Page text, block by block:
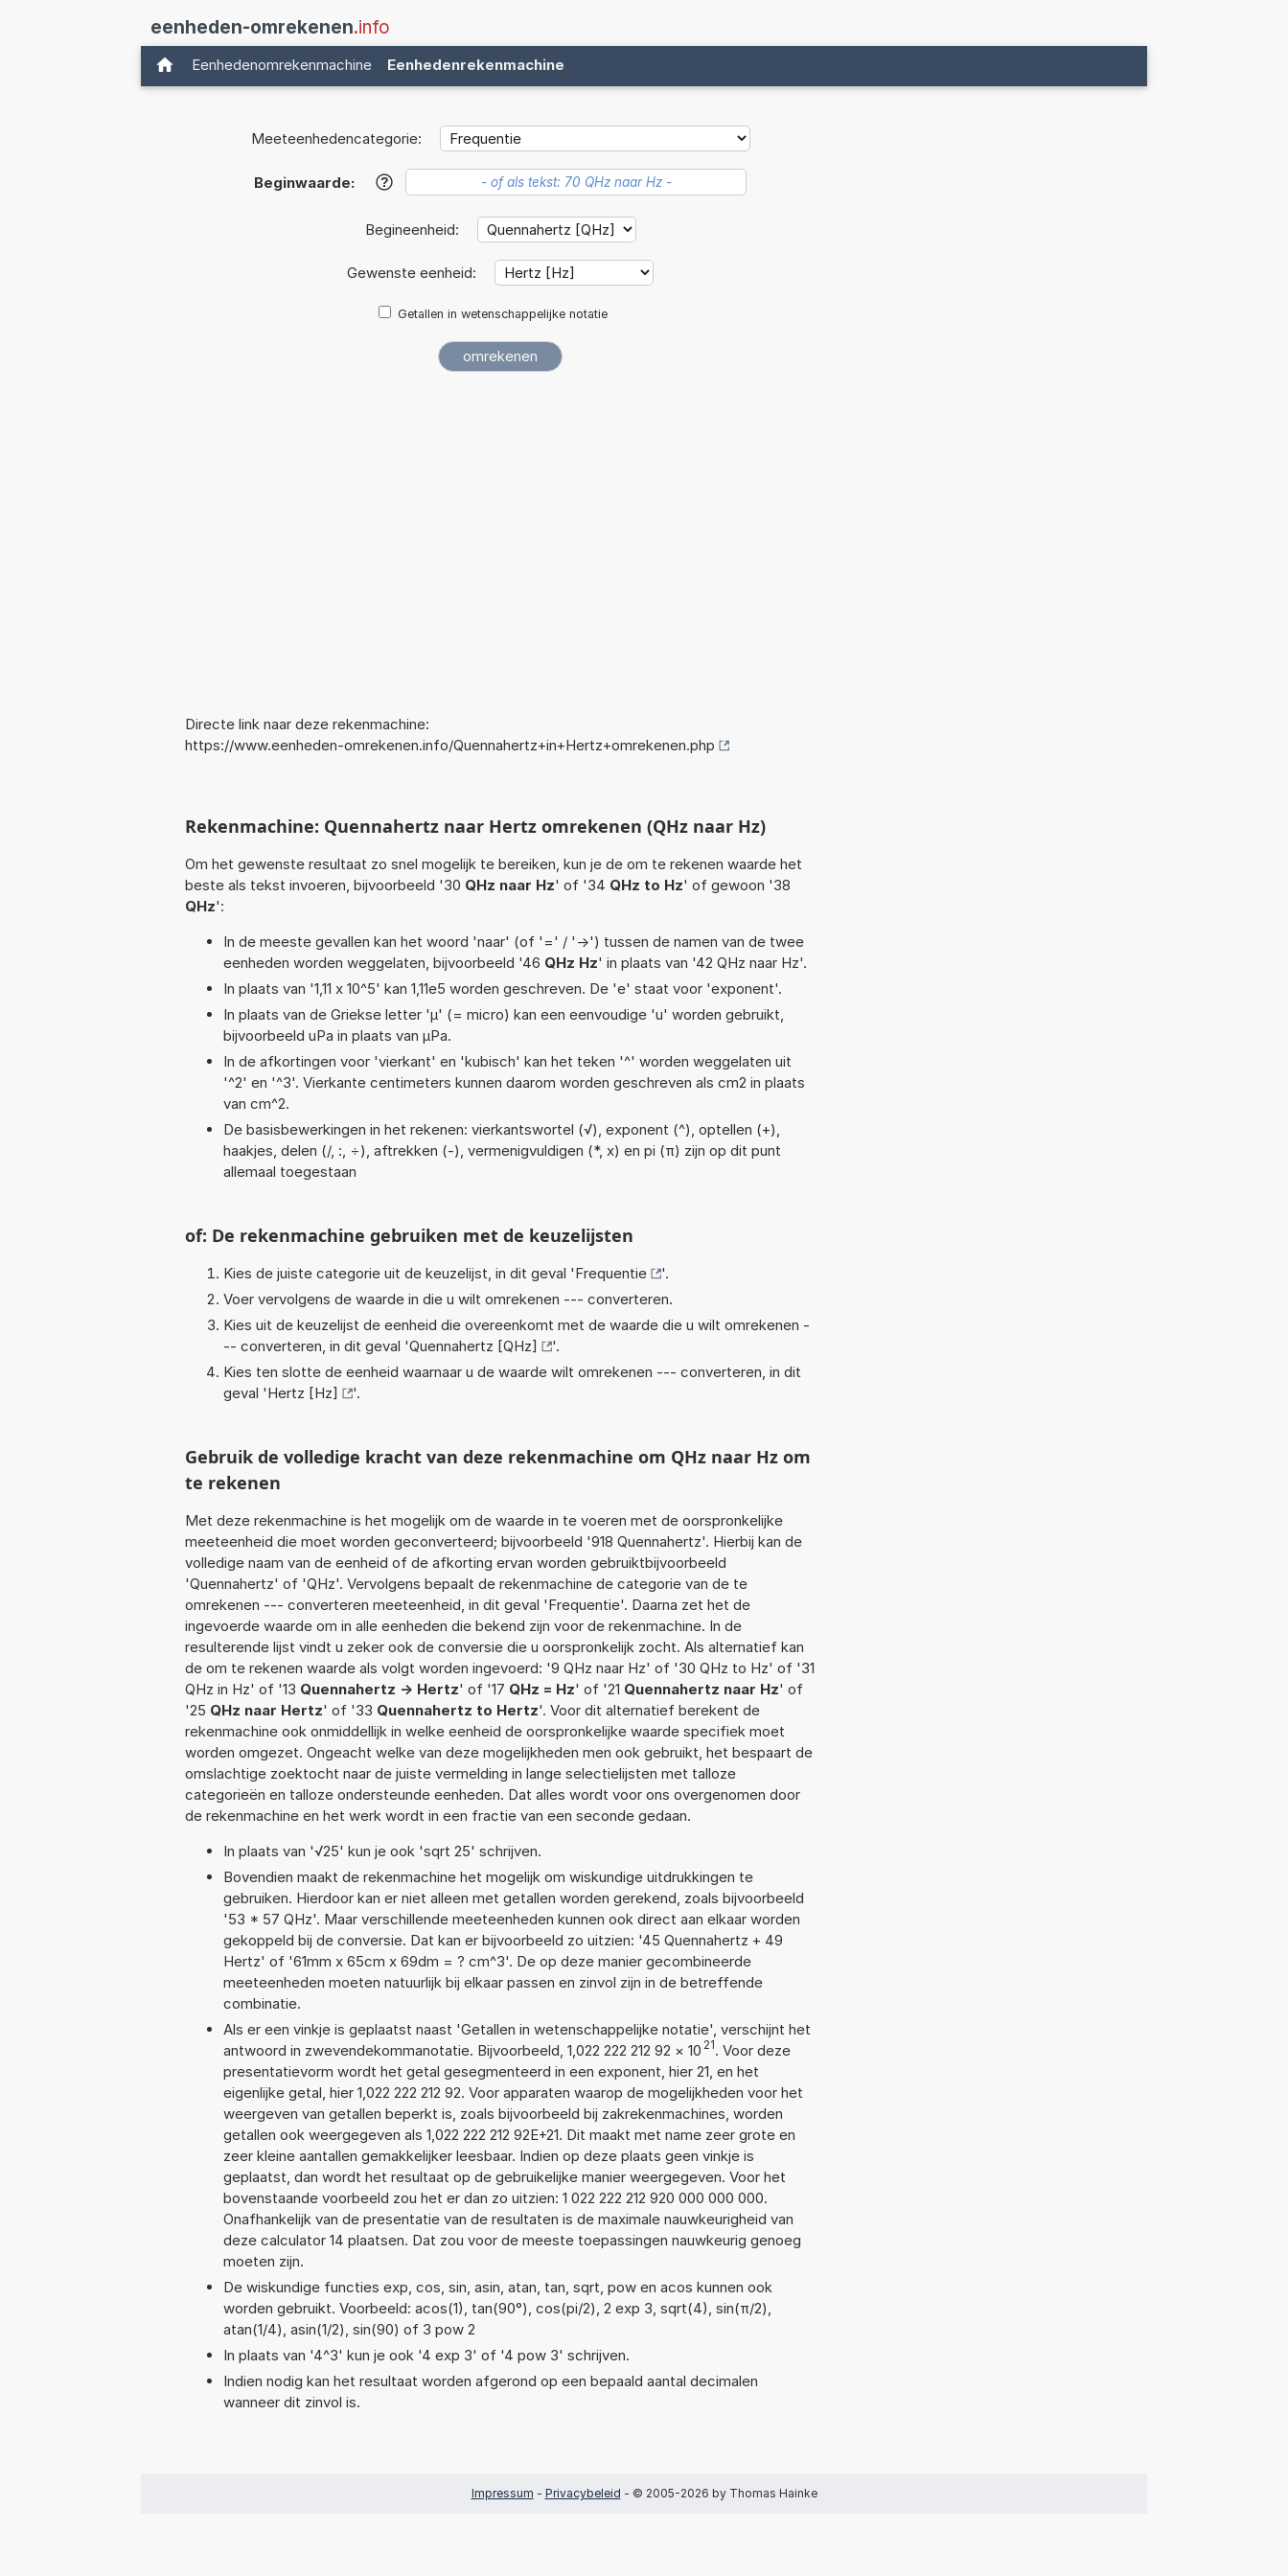
eenheden-omrekenen.info
Eenhedenomrekenmachine Eenhedenrekenmachine
Meeteenhedencategorie:
Beginwaarde: ?
Begineenheid:
Gewenste eenheid:
Getallen in wetenschappelijke notatie
Directe link naar deze rekenmachine:
https://www.eenheden-omrekenen.info/Quennahertz+in+Hertz+omrekenen.php
Rekenmachine: Quennahertz naar Hertz omrekenen (QHz naar Hz)
Om het gewenste resultaat zo snel mogelijk te bereiken, kun je de om te rekenen waarde het
beste als tekst invoeren, bijvoorbeeld '30 QHz naar Hz' of '34 QHz to Hz' of gewoon '38
QHz':
In de meeste gevallen kan het woord 'naar' (of '=' / '->') tussen de namen van de twee
eenheden worden weggelaten, bijvoorbeeld '46 QHz Hz' in plaats van '42 QHz naar Hz'.
In plaats van '1,11 x 10^5' kan 1,11e5 worden geschreven. De 'e' staat voor 'exponent'.
In plaats van de Griekse letter 'µ' (= micro) kan een eenvoudige 'u' worden gebruikt,
bijvoorbeeld uPa in plaats van µPa.
In de afkortingen voor 'vierkant' en 'kubisch' kan het teken '^' worden weggelaten uit
'^2' en '^3'. Vierkante centimeters kunnen daarom worden geschreven als cm2 in plaats
van cm^2.
De basisbewerkingen in het rekenen: vierkantswortel (√), exponent (^), optellen (+),
haakjes, delen (/, :, ÷), aftrekken (-), vermenigvuldigen (*, x) en pi (π) zijn op dit punt
allemaal toegestaan
of: De rekenmachine gebruiken met de keuzelijsten
Kies de juiste categorie uit de keuzelijst, in dit geval 'Frequentie
'.
Voer vervolgens de waarde in die u wilt omrekenen --- converteren.
Kies uit de keuzelijst de eenheid die overeenkomt met de waarde die u wilt omrekenen -
-- converteren, in dit geval 'Quennahertz [QHz]
'.
Kies ten slotte de eenheid waarnaar u de waarde wilt omrekenen --- converteren, in dit
geval 'Hertz [Hz] '.
Gebruik de volledige kracht van deze rekenmachine om QHz naar Hz om
te rekenen
Met deze rekenmachine is het mogelijk om de waarde in te voeren met de oorspronkelijke
meeteenheid die moet worden geconverteerd; bijvoorbeeld '918 Quennahertz'. Hierbij kan de
volledige naam van de eenheid of de afkorting ervan worden gebruiktbijvoorbeeld
'Quennahertz' of 'QHz'. Vervolgens bepaalt de rekenmachine de categorie van de te
omrekenen --- converteren meeteenheid, in dit geval 'Frequentie'. Daarna zet het de
ingevoerde waarde om in alle eenheden die bekend zijn voor de rekenmachine. In de
resulterende lijst vindt u zeker ook de conversie die u oorspronkelijk zocht. Als alternatief kan
de om te rekenen waarde als volgt worden ingevoerd: '9 QHz naar Hz' of '30 QHz to Hz' of '31
QHz in Hz' of '13 Quennahertz -> Hertz' of '17 QHz = Hz' of '21 Quennahertz naar Hz' of
'25 QHz naar Hertz' of '33 Quennahertz to Hertz'. Voor dit alternatief berekent de
rekenmachine ook onmiddellijk in welke eenheid de oorspronkelijke waarde specifiek moet
worden omgezet. Ongeacht welke van deze mogelijkheden men ook gebruikt, het bespaart de
omslachtige zoektocht naar de juiste vermelding in lange selectielijsten met talloze
categorieën en talloze ondersteunde eenheden. Dat alles wordt voor ons overgenomen door
de rekenmachine en het werk wordt in een fractie van een seconde gedaan.
In plaats van '√25' kun je ook 'sqrt 25' schrijven.
Bovendien maakt de rekenmachine het mogelijk om wiskundige uitdrukkingen te
gebruiken. Hierdoor kan er niet alleen met getallen worden gerekend, zoals bijvoorbeeld
'53 * 57 QHz'. Maar verschillende meeteenheden kunnen ook direct aan elkaar worden
gekoppeld bij de conversie. Dat kan er bijvoorbeeld zo uitzien: '45 Quennahertz + 49
Hertz' of '61mm x 65cm x 69dm = ? cm^3'. De op deze manier gecombineerde
meeteenheden moeten natuurlijk bij elkaar passen en zinvol zijn in de betreffende
combinatie.
Als er een vinkje is geplaatst naast 'Getallen in wetenschappelijke notatie', verschijnt het
antwoord in zwevendekommanotatie. Bijvoorbeeld, 1,022 222 212 92 × 10 21. Voor deze
presentatievorm wordt het getal gesegmenteerd in een exponent, hier 21, en het
eigenlijke getal, hier 1,022 222 212 92. Voor apparaten waarop de mogelijkheden voor het
weergeven van getallen beperkt is, zoals bijvoorbeeld bij zakrekenmachines, worden
getallen ook weergegeven als 1,022 222 212 92E+21. Dit maakt met name zeer grote en
zeer kleine aantallen gemakkelijker leesbaar. Indien op deze plaats geen vinkje is
geplaatst, dan wordt het resultaat op de gebruikelijke manier weergegeven. Voor het
bovenstaande voorbeeld zou het er dan zo uitzien: 1 022 222 212 920 000 000 000.
Onafhankelijk van de presentatie van de resultaten is de maximale nauwkeurigheid van
deze calculator 14 plaatsen. Dat zou voor de meeste toepassingen nauwkeurig genoeg
moeten zijn.
De wiskundige functies exp, cos, sin, asin, atan, tan, sqrt, pow en acos kunnen ook
worden gebruikt. Voorbeeld: acos(1), tan(90°), cos(pi/2), 2 exp 3, sqrt(4), sin(π/2),
atan(1/4), asin(1/2), sin(90) of 3 pow 2
In plaats van '4^3' kun je ook '4 exp 3' of '4 pow 3' schrijven.
Indien nodig kan het resultaat worden afgerond op een bepaald aantal decimalen
wanneer dit zinvol is.
Impressum - Privacybeleid - © 2005-2026 by Thomas Hainke